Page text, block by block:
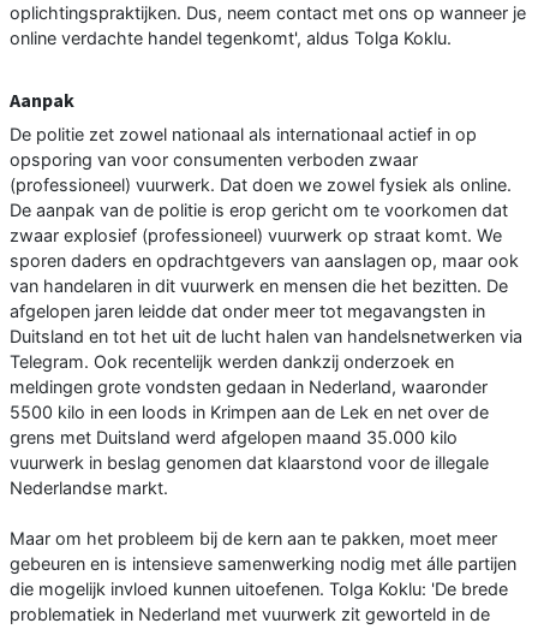
oplichtingspraktijken. Dus, neem contact met ons op wanneer je
online verdachte handel tegenkomt', aldus Tolga Koklu.
Aanpak
De politie zet zowel nationaal als internationaal actief in op
opsporing van voor consumenten verboden zwaar
(professioneel) vuurwerk. Dat doen we zowel fysiek als online.
De aanpak van de politie is erop gericht om te voorkomen dat
zwaar explosief (professioneel) vuurwerk op straat komt. We
sporen daders en opdrachtgevers van aanslagen op, maar ook
van handelaren in dit vuurwerk en mensen die het bezitten. De
afgelopen jaren leidde dat onder meer tot megavangsten in
Duitsland en tot het uit de lucht halen van handelsnetwerken via
Telegram. Ook recentelijk werden dankzij onderzoek en
meldingen grote vondsten gedaan in Nederland, waaronder
5500 kilo in een loods in Krimpen aan de Lek en net over de
grens met Duitsland werd afgelopen maand 35.000 kilo
vuurwerk in beslag genomen dat klaarstond voor de illegale
Nederlandse markt.
Maar om het probleem bij de kern aan te pakken, moet meer
gebeuren en is intensieve samenwerking nodig met álle partijen
die mogelijk invloed kunnen uitoefenen. Tolga Koklu: 'De brede
problematiek in Nederland met vuurwerk zit geworteld in de